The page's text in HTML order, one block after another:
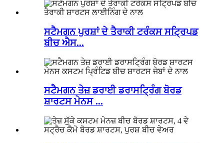
ਸਟੈਮਗਨ ਪੁਰਸ਼ਾਂ ਦੇ ਤੈਰਾਕੀ ਟਰੰਕਸ ਸਟ੍ਰਿਪਡ
ਬੀਚ ਐਸ...
ਸਟੈਮਗਨ ਤੇਜ਼ ਡਰਾਈ ਡਰਾਸਟ੍ਰਿੰਗ ਬੋਰਡ
ਸ਼ਾਰਟਸ ਮੇਨਸ ...